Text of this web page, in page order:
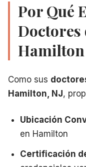
Por Qué
Doctores
Hamilton
Como sus
Hamilton, NJ,
Ubicación
en Hamilton
Certificación